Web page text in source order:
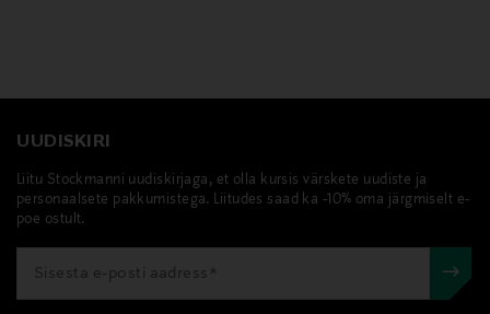
UUDISKIRI
Liitu Stockmanni uudiskirjaga, et olla kursis värskete uudiste ja
personaalsete pakkumistega. Liitudes saad ka -10% oma järgmiselt e-
poe ostult.